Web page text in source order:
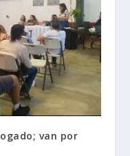
van por